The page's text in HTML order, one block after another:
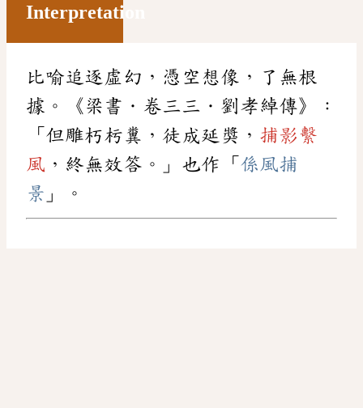
Interpretation
比喻追逐虛幻，憑空想像，了無根
據。《梁書．卷三三．劉孝綽傳》：
「但雕朽杇糞，徒成延獎， 捕影繫
風 ，終無效答。」也作「 係風捕
景 」。